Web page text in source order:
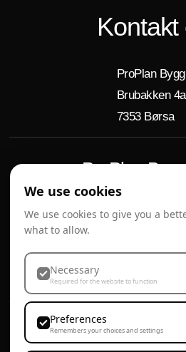
Kontakt
ProPlan
Brubakken 4a
7353 Børsa
ProPlan
ProPlan Bygg AS,
Personvern &
Webdesign av
We use cookies
We use cookies to give you a
what to allow.
Necessary
Required for the website to function
Preferences
Remembers your choices and settings